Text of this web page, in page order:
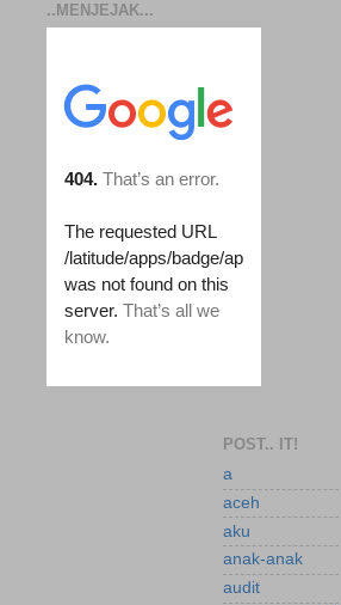
..MENJEJAK...
POST.. IT!
a
aceh
aku
anak-anak
audit